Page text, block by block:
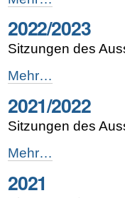
-
2022/2023
Sitzungen des
2022/2023
-
Mehr…
2021/2022
Sitzungen des
2021/2022
-
Mehr…
2021